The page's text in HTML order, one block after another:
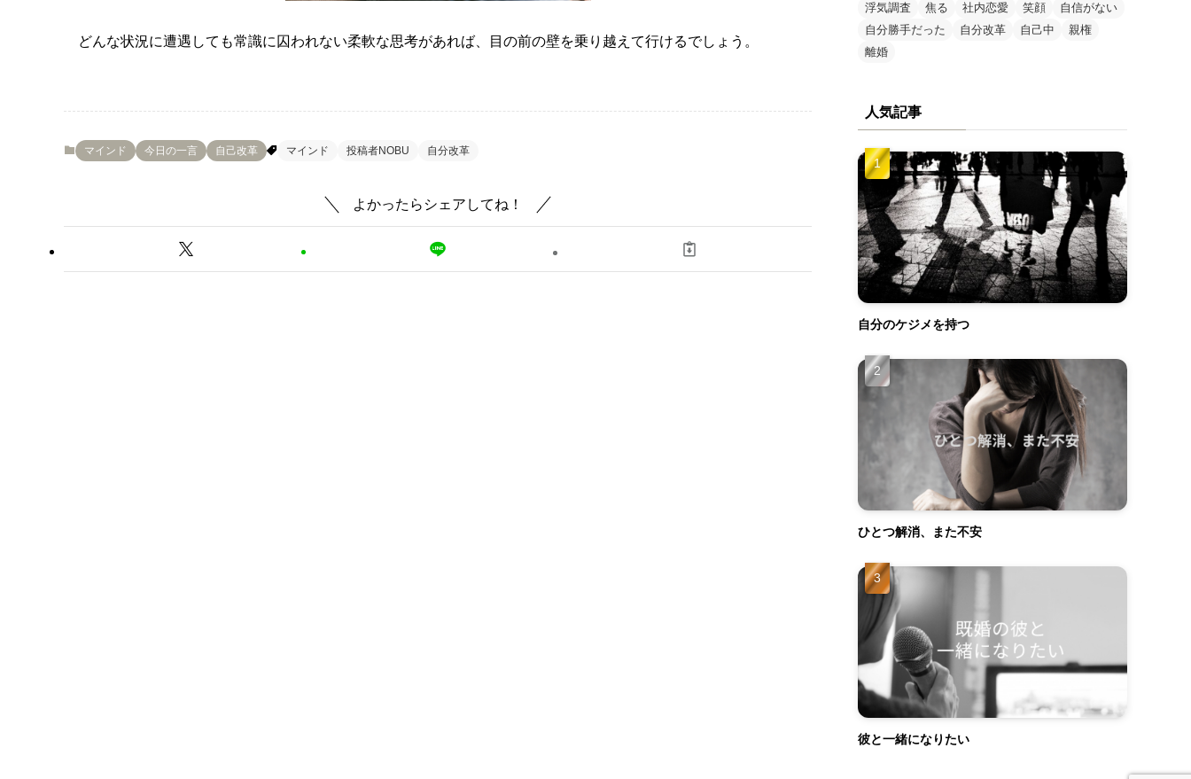
どんな状況に遭遇しても常識に囚われない柔軟な思考があれば、目の前の壁を乗り越えて行けるでしょう。
マインド 今日の一言 自己改革 マインド 投稿者NOBU 自分改革
よかったらシェアしてね！
浮気調査
焦る 社内恋愛 笑顔
自信がない
自分勝手だった
自分改革 自己中
親権
離婚
人気記事
自分のケジメを持つ
ひとつ解消、また不安
彼と一緒になりたい